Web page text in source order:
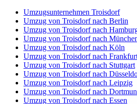
Umzugsunternehmen Troisdorf
Umzug von Troisdorf nach Berlin
Umzug von Troisdorf nach
Umzug von Troisdorf nach
Umzug von Troisdorf nach Köln
Umzug von Troisdorf nach
Umzug von Troisdorf nach Stuttgart
Umzug von Troisdorf nach
Umzug von Troisdorf nach Leipzig
Umzug von Troisdorf nach
Umzug von Troisdorf nach Essen